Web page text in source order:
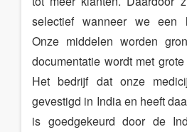
selectief wanneer we een
Onze middelen worden
documentatie wordt met
Het bedrijf dat onze
gevestigd in India en heeft
is goedgekeurd door de